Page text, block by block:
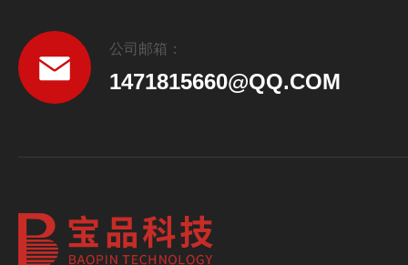
公司邮箱：
1471815660@QQ.COM